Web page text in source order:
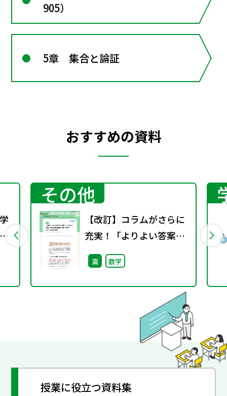
905）
5章 集合と論証
おすすめの資料
その他
【改訂】コラムがさらに
充実！「よりよい答案」
新設＆解説動画も用意
（NEW ACTION
LEGEND）
高 数学
授業に役立つ資料集